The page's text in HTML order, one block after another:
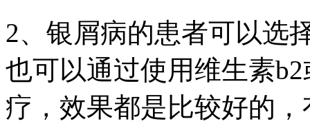
2、银屑病的患者可以选
也可以通过使用维生素
疗，效果都是比较好的